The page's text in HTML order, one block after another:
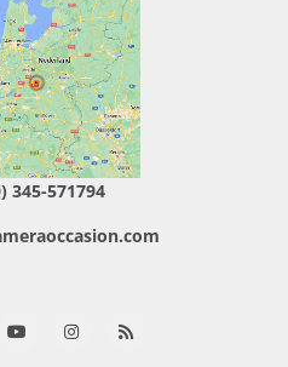
345-571794